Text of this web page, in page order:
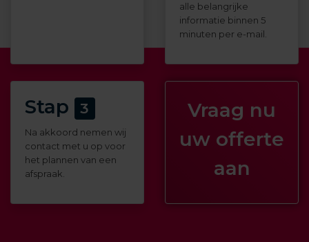
Veelvoorkomende
lekkages in Groningen
Onze ervaring in de regio Groningen leert ons
waar lekkages vaak ontstaan:
Kelderlekkage
in de Hortusbuurt of
Schildersbuurt door hoge
alle belangrijke
informatie binnen 5
minuten per e-mail.
Stap 3
Na akkoord nemen wij
contact met u op voor
het plannen van een
afspraak.
Vraag nu
uw offerte
aan